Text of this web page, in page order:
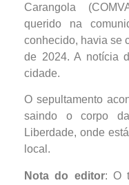
Carangola
querido na
conhecido, havia se
de 2024. A notícia
cidade.
O sepultamento
saindo o corpo
Liberdade, onde
local.
Nota do editor: O